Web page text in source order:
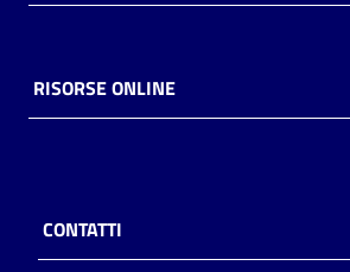
Catalogo
Chiedi al
bibliotecario
RISORSE ONLINE
CONTATTI